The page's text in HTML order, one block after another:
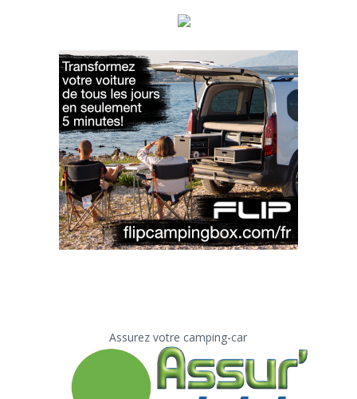
Assurez votre camping-car